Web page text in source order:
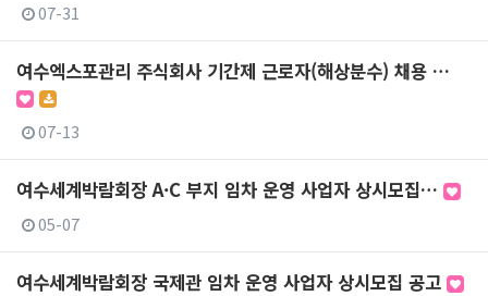
07-31
여수엑스포관리 주식회사 기간제 근로자(해상분수) 채용 …
07-13
여수세계박람회장 A·C 부지 임차 운영 사업자 상시모집…
05-07
여수세계박람회장 국제관 임차 운영 사업자 상시모집 공고